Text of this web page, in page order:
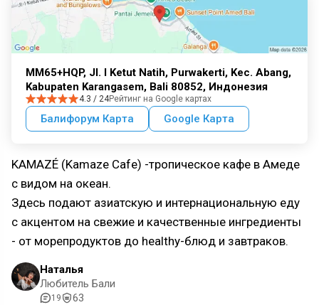
MM65+HQP, Jl. I Ketut Natih, Purwakerti, Kec. Abang,
Kabupaten Karangasem, Bali 80852, Индонезия
4.3 / 24Рейтинг на Google картах
Балифорум Карта Google Карта
KAMAZÉ (Kamaze Cafe) -тропическое кафе в Амеде
с видом на океан.
Здесь подают азиатскую и интернациональную еду
с акцентом на свежие и качественные ингредиенты
- от морепродуктов до healthy-блюд и завтраков.
Наталья
Любитель Бали
19 63